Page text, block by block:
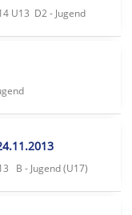
U13 D2 - Jugend
B - Jugend (U17)